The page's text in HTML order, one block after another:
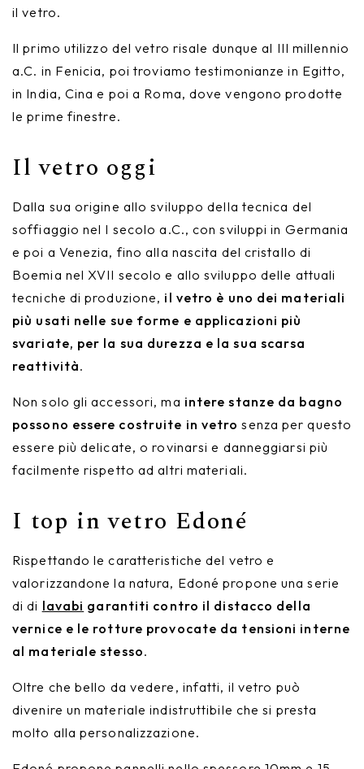
il vetro.
Il primo utilizzo del vetro risale dunque al III millennio
a.C. in Fenicia, poi troviamo testimonianze in Egitto,
in India, Cina e poi a Roma, dove vengono prodotte
le prime finestre.
Il vetro oggi
Dalla sua origine allo sviluppo della tecnica del
soffiaggio nel I secolo a.C., con sviluppi in Germania
e poi a Venezia, fino alla nascita del cristallo di
Boemia nel XVII secolo e allo sviluppo delle attuali
tecniche di produzione, il vetro è uno dei materiali
più usati nelle sue forme e applicazioni più
svariate, per la sua durezza e la sua scarsa
reattività.
Non solo gli accessori, ma intere stanze da bagno
possono essere costruite in vetro senza per questo
essere più delicate, o rovinarsi e danneggiarsi più
facilmente rispetto ad altri materiali.
I top in vetro Edoné
Rispettando le caratteristiche del vetro e
valorizzandone la natura, Edoné propone una serie
di di lavabi garantiti contro il distacco della
vernice e le rotture provocate da tensioni interne
al materiale stesso.
Oltre che bello da vedere, infatti, il vetro può
divenire un materiale indistruttibile che si presta
molto alla personalizzazione.